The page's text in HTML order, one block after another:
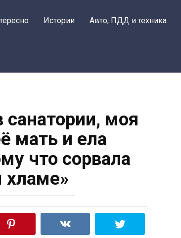
Истории Авто, ПДД и техника
моя
мать и ела
что сорвала
хламе»